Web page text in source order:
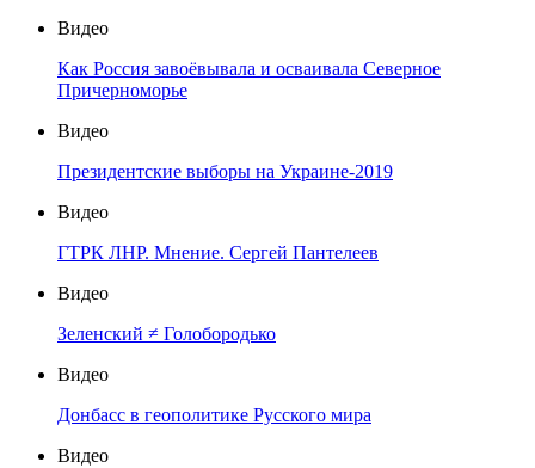
Видео
Как Россия завоёвывала и осваивала Северное
Причерноморье
Видео
Президентские выборы на Украине-2019
Видео
ГТРК ЛНР. Мнение. Сергей Пантелеев
Видео
Зеленский ≠ Голобородько
Видео
Донбасс в геополитике Русского мира
Видео